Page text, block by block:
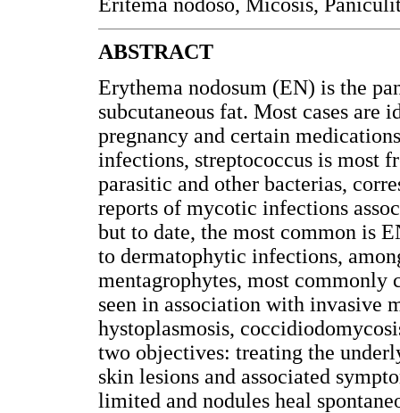
ABSTRACT
Erythema nodosum (EN) is the
subcutaneous fat. Most cases are
pregnancy and certain
infections, streptococcus is most
parasitic and other bacterias,
reports of mycotic infections
but to date, the most common is
to dermatophytic infections,
mentagrophytes, most commonly
seen in association with invasive
hystoplasmosis,
two objectives: treating the
skin lesions and associated
limited and nodules heal